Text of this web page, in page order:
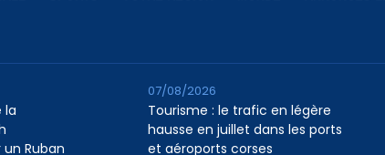
la
Ruban
Tourisme : le trafic en légère
hausse en juillet dans les ports
et aéroports corses
07/08/2026